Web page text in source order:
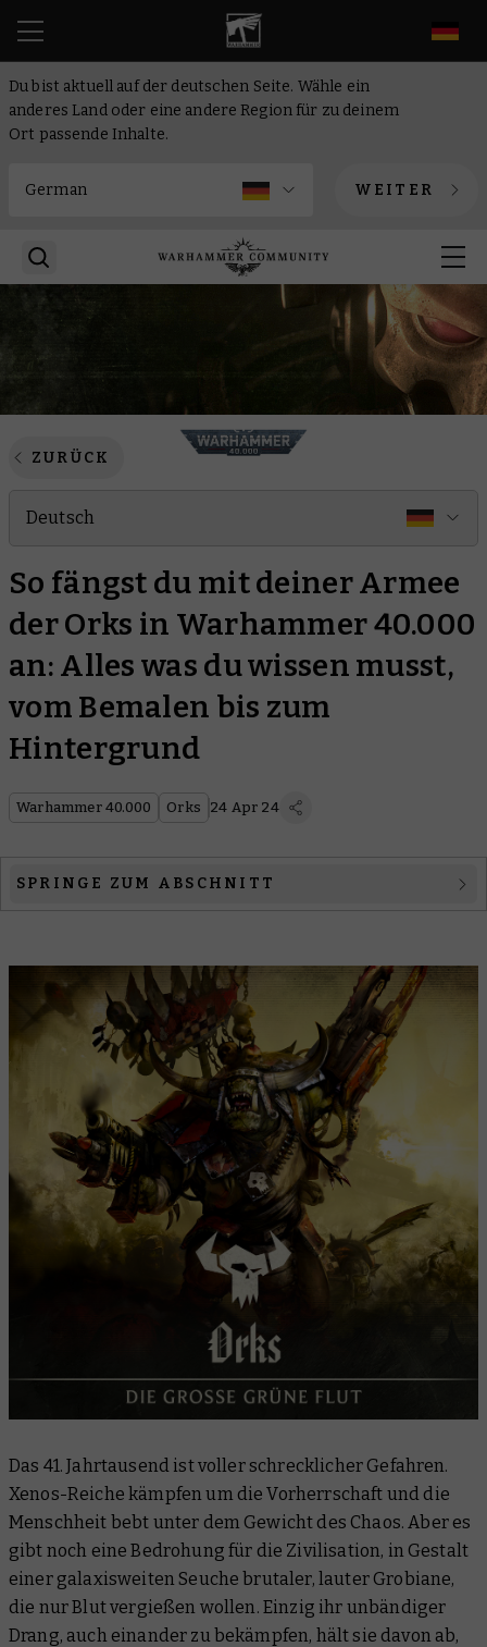
Du bist aktuell auf der deutschen Seite. Wähle ein
anderes Land oder eine andere Region für zu deinem
Ort passende Inhalte.
WEITER
ZURÜCK
Deutsch
So fängst du mit deiner Armee
der Orks in Warhammer 40.000
an: Alles was du wissen musst,
vom Bemalen bis zum
Hintergrund
Warhammer 40.000 Orks 24 Apr 24
SPRINGE ZUM ABSCHNITT
2. Wer sind die Orks?
3. Kampfpatrouille
5. Nächste Schritte
6. Erzählungen
7. Beginne deine Sammlung
Das 41. Jahrtausend ist voller schrecklicher Gefahren.
Xenos-Reiche kämpfen um die Vorherrschaft und die
Menschheit bebt unter dem Gewicht des Chaos. Aber es
gibt noch eine Bedrohung für die Zivilisation, in Gestalt
einer galaxisweiten Seuche brutaler, lauter Grobiane,
die nur Blut vergießen wollen. Einzig ihr unbändiger
Drang, auch einander zu bekämpfen, hält sie davon ab,